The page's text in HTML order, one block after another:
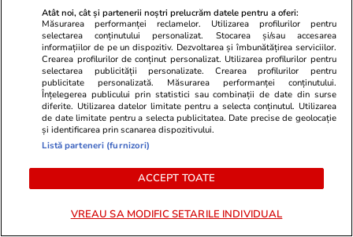
Știri România 26 iul.
Rusia „testează capacitatea de ripostă a
României, de asta au venit în trei zile
consecutive”, crede Traian Băsescu
Vacanțe și Cultură
Țara europeană cunoscută pentru legendele
despre vrăjitoare, vampiri extratereștri și
sirene: „Teoriile înfloresc”
Atât noi, cât și partenerii noștri prelucrăm datele pentru a oferi:
Măsurarea performanței reclamelor. Utilizarea profilurilor pentru
selectarea conținutului personalizat. Stocarea și/sau accesarea
informațiilor de pe un dispozitiv. Dezvoltarea și îmbunătățirea serviciilor.
Crearea profilurilor de conținut personalizat. Utilizarea profilurilor pentru
selectarea publicității personalizate. Crearea profilurilor pentru
publicitate personalizată. Măsurarea performanței conținutului.
Înțelegerea publicului prin statistici sau combinații de date din surse
diferite. Utilizarea datelor limitate pentru a selecta conținutul. Utilizarea
de date limitate pentru a selecta publicitatea. Date precise de geolocație
și identificarea prin scanarea dispozitivului.
Listă parteneri (furnizori)
ACCEPT TOATE
VREAU SA MODIFIC SETARILE INDIVIDUAL